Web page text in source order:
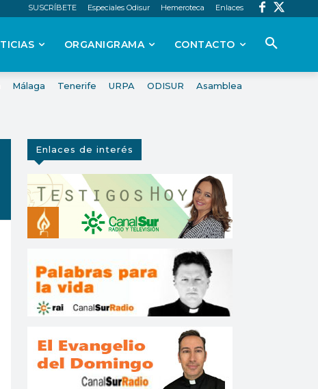
SUSCRÍBETE Especiales Odisur Hemeroteca Enlaces
ORGANIGRAMA CONTACTO
Málaga Tenerife URPA ODISUR Asamblea
Enlaces de interés